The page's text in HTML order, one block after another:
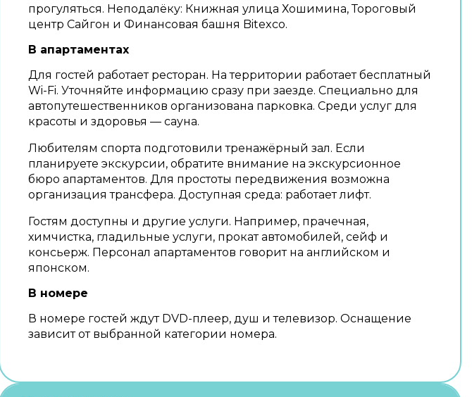
прогуляться. Неподалёку: Книжная улица Хошимина, Тороговый
центр Сайгон и Финансовая башня Bitexco.
В апартаментах
Для гостей работает ресторан. На территории работает бесплатный
Wi-Fi. Уточняйте информацию сразу при заезде. Специально для
автопутешественников организована парковка. Среди услуг для
красоты и здоровья — сауна.
Любителям спорта подготовили тренажёрный зал. Если
планируете экскурсии, обратите внимание на экскурсионное
бюро апартаментов. Для простоты передвижения возможна
организация трансфера. Доступная среда: работает лифт.
Гостям доступны и другие услуги. Например, прачечная,
химчистка, гладильные услуги, прокат автомобилей, сейф и
консьерж. Персонал апартаментов говорит на английском и
японском.
В номере
В номере гостей ждут DVD-плеер, душ и телевизор. Оснащение
зависит от выбранной категории номера.